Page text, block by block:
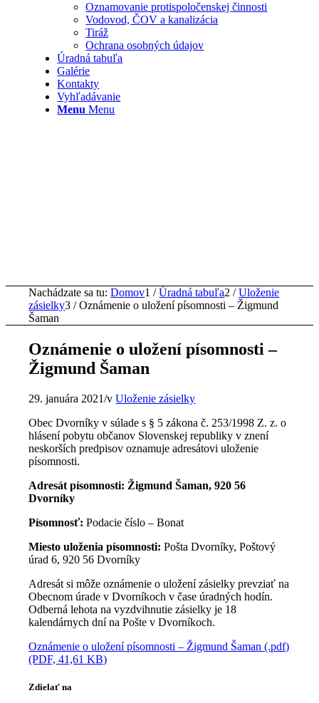
Oznamovanie protispoločenskej činnosti
Vodovod, ČOV a kanalizácia
Tiráž
Ochrana osobných údajov
Úradná tabuľa
Galérie
Kontakty
Vyhľadávanie
Menu Menu
Nachádzate sa tu: Domov1 / Úradná tabuľa2 / Uloženie
zásielky3 / Oznámenie o uložení písomnosti – Žigmund
Šaman
Oznámenie o uložení písomnosti –
Žigmund Šaman
29. januára 2021/vUloženie zásielky
Obec Dvorníky v súlade s § 5 zákona č. 253/1998 Z. z. o
hlásení pobytu občanov Slovenskej republiky v znení
neskorších predpisov oznamuje adresátovi uloženie
písomnosti.
Adresát písomnosti: Žigmund Šaman, 920 56
Dvorníky
Písomnosť: Podacie číslo – Bonat
Miesto uloženia písomnosti: Pošta Dvorníky, Poštový
úrad 6, 920 56 Dvorníky
Adresát si môže oznámenie o uložení zásielky prevziať na
Obecnom úrade v Dvorníkoch v čase úradných hodín.
Odberná lehota na vyzdvihnutie zásielky je 18
kalendárnych dní na Pošte v Dvorníkoch.
Oznámenie o uložení písomnosti – Žigmund Šaman (.pdf)
(PDF, 41,61 KB)
Zdielať na